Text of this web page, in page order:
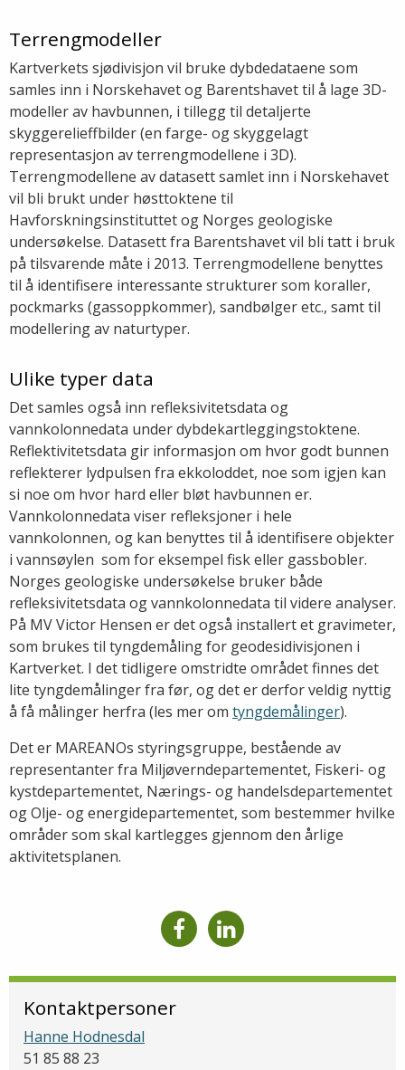
Terrengmodeller
Kartverkets sjødivisjon vil bruke dybdedataene som
samles inn i Norskehavet og Barentshavet til å lage 3D-
modeller av havbunnen, i tillegg til detaljerte
skyggerelieffbilder (en farge- og skyggelagt
representasjon av terrengmodellene i 3D).
Terrengmodellene av datasett samlet inn i Norskehavet
vil bli brukt under høsttoktene til
Havforskningsinstituttet og Norges geologiske
undersøkelse. Datasett fra Barentshavet vil bli tatt i bruk
på tilsvarende måte i 2013. Terrengmodellene benyttes
til å identifisere interessante strukturer som koraller,
pockmarks (gassoppkommer), sandbølger etc., samt til
modellering av naturtyper.
Ulike typer data
Det samles også inn refleksivitetsdata og
vannkolonnedata under dybdekartleggingstoktene.
Reflektivitetsdata gir informasjon om hvor godt bunnen
reflekterer lydpulsen fra ekkoloddet, noe som igjen kan
si noe om hvor hard eller bløt havbunnen er.
Vannkolonnedata viser refleksjoner i hele
vannkolonnen, og kan benyttes til å identifisere objekter
i vannsøylen  som for eksempel fisk eller gassbobler.
Norges geologiske undersøkelse bruker både
refleksivitetsdata og vannkolonnedata til videre analyser.
På MV Victor Hensen er det også installert et gravimeter,
som brukes til tyngdemåling for geodesidivisjonen i
Kartverket. I det tidligere omstridte området finnes det
lite tyngdemålinger fra før, og det er derfor veldig nyttig
å få målinger herfra (les mer om tyngdemålinger).
Det er MAREANOs styringsgruppe, bestående av
representanter fra Miljøverndepartementet, Fiskeri- og
kystdepartementet, Nærings- og handelsdepartementet
og Olje- og energidepartementet, som bestemmer hvilke
områder som skal kartlegges gjennom den årlige
aktivitetsplanen.
Kontaktpersoner
Hanne Hodnesdal
51 85 88 23